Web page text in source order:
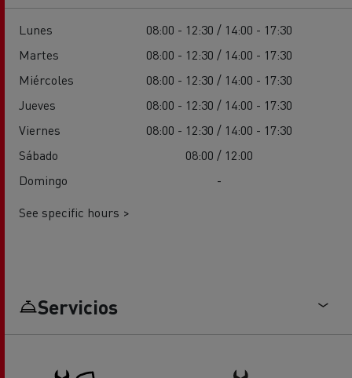
Lunes
08:00 - 12:30 / 14:00 - 17:30
Martes
08:00 - 12:30 / 14:00 - 17:30
Miércoles
08:00 - 12:30 / 14:00 - 17:30
Jueves
08:00 - 12:30 / 14:00 - 17:30
Viernes
08:00 - 12:30 / 14:00 - 17:30
Sábado
08:00 / 12:00
Domingo
-
See specific hours >
Servicios